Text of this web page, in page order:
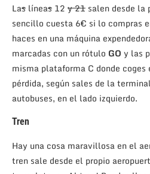
Las líneas 12 y 21 salen desde
sencillo cuesta 6€ si lo compras
haces en una máquina
marcadas con un rótulo GO y las
misma plataforma C donde
pérdida, según sales de la
autobuses, en el lado izquierdo.
Tren
Hay una cosa maravillosa en el
tren sale desde el propio